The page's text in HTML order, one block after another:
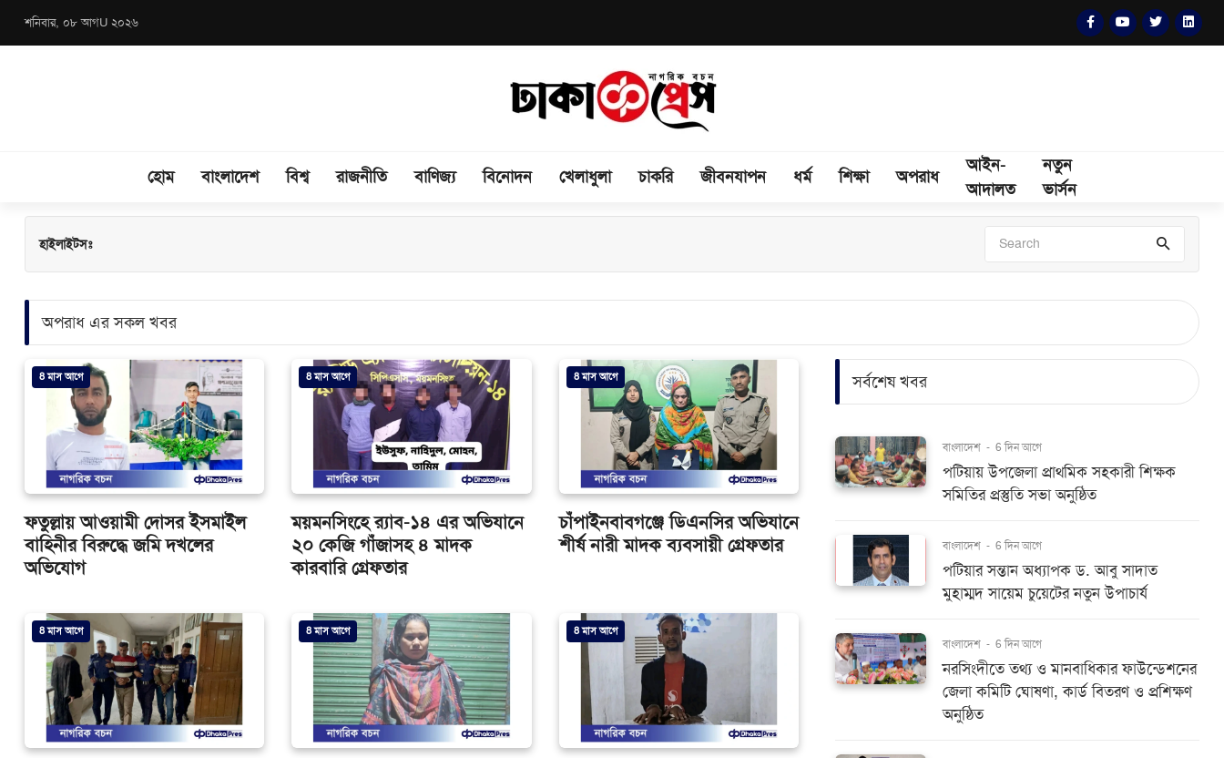
শনিবার, ০৮ আগU ২০২৬
হোম বাংলাদেশ বিশ্ব রাজনীতি বাণিজ্য বিনোদন খেলাধুলা চাকরি জীবনযাপন ধর্ম শিক্ষা অপরাধ
আইন-
আদালত
নতুন
ভার্সন
হাইলাইটসঃ
অপরাধ এর সকল খবর
8 মাস আগে
ফতুল্লায় আওয়ামী দোসর ইসমাইল
বাহিনীর বিরুদ্ধে জমি দখলের
অভিযোগ
8 মাস আগে
ময়মনসিংহে র‍্যাব-১৪ এর অভিযানে
২০ কেজি গাঁজাসহ ৪ মাদক
কারবারি গ্রেফতার
8 মাস আগে
চাঁপাইনবাবগঞ্জে ডিএনসির অভিযানে
শীর্ষ নারী মাদক ব্যবসায়ী গ্রেফতার
8 মাস আগে 8 মাস আগে 8 মাস আগে
সর্বশেষ খবর
বাংলাদেশ - 6 দিন আগে
পটিয়ায় উপজেলা প্রাথমিক সহকারী শিক্ষক
সমিতির প্রস্তুতি সভা অনুষ্ঠিত
বাংলাদেশ - 6 দিন আগে
পটিয়ার সন্তান অধ্যাপক ড. আবু সাদাত
মুহাম্মদ সায়েম চুয়েটের নতুন উপাচার্য
বাংলাদেশ - 6 দিন আগে
নরসিংদীতে তথ্য ও মানবাধিকার ফাউন্ডেশনের
জেলা কমিটি ঘোষণা, কার্ড বিতরণ ও প্রশিক্ষণ
অনুষ্ঠিত